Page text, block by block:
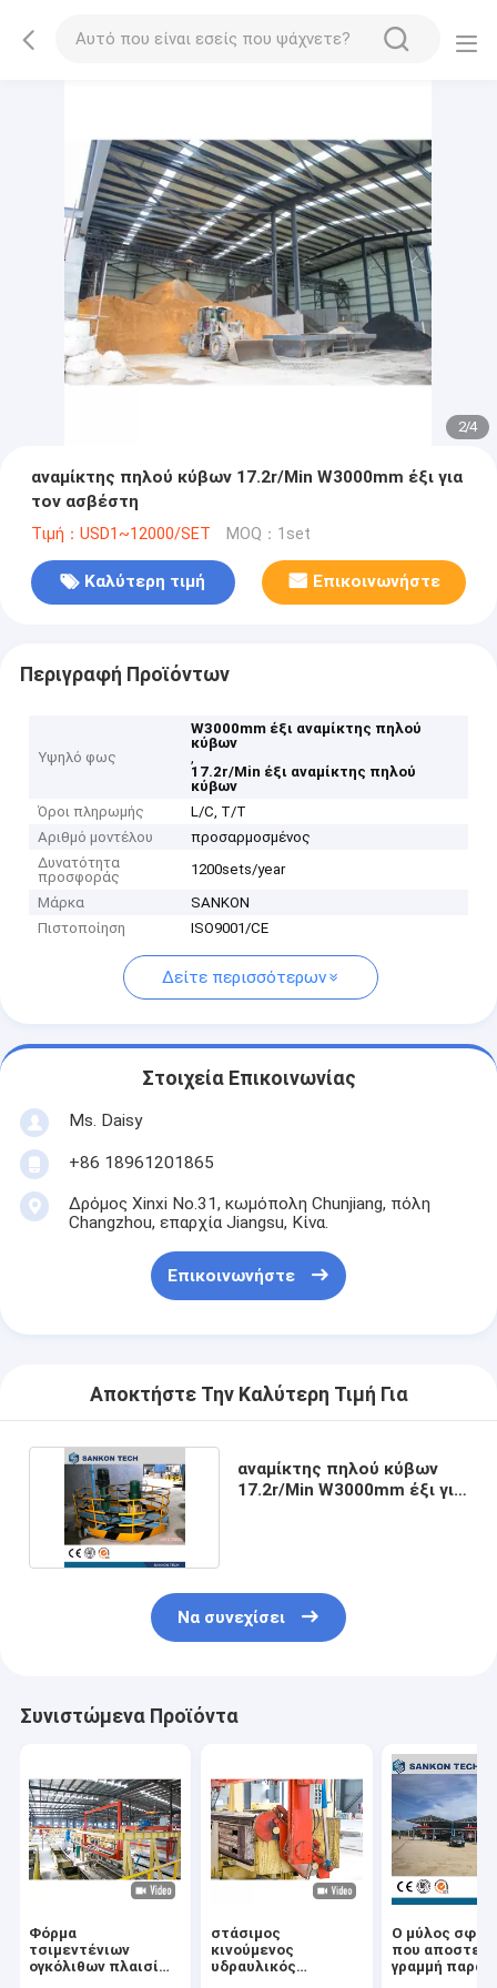
2/4
αναμίκτης πηλού κύβων 17.2r/Min W3000mm έξι για
τον ασβέστη
Τιμή：USD1~12000/SET MOQ：1set
Καλύτερη τιμή Επικοινωνήστε
Περιγραφή Προϊόντων
Υψηλό φως
W3000mm έξι αναμίκτης πηλού
κύβων
,
17.2r/Min έξι αναμίκτης πηλού
κύβων
Όροι πληρωμής
L/C, T/T
Αριθμό μοντέλου
προσαρμοσμένος
Δυνατότητα
προσφοράς
1200sets/year
Μάρκα
SANKON
Πιστοποίηση
ISO9001/CE
Δείτε περισσότερων
Στοιχεία Επικοινωνίας
Ms. Daisy
+86 18961201865
Δρόμος Xinxi No.31, κωμόπολη Chunjiang, πόλη
Changzhou, επαρχία Jiangsu, Κίνα.
Επικοινωνήστε
Αποκτήστε Την Καλύτερη Τιμή Για
αναμίκτης πηλού κύβων
17.2r/Min W3000mm έξι για
Να συνεχίσει
Συνιστώμενα Προϊόντα
Φόρμα
τσιμεντένιων
ογκόλιθων πλαισίων
στάσιμος
κινούμενος
υδραυλικός
Ο μύλος
που
γραμμή